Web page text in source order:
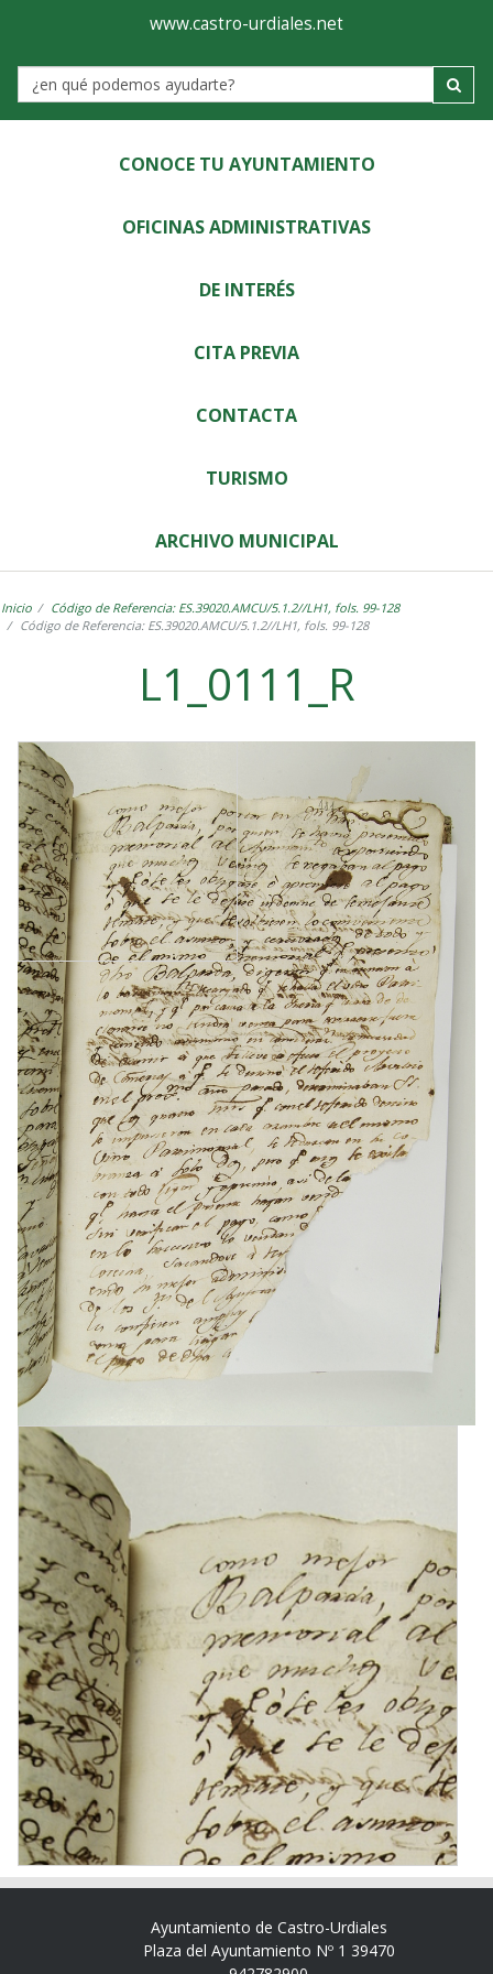
Ayuntamiento
de
Castro-
Urdiales
www.castro-urdiales.net
Label
CONOCE TU AYUNTAMIENTO
OFICINAS ADMINISTRATIVAS
DE INTERÉS
CITA PREVIA
CONTACTA
TURISMO
ARCHIVO MUNICIPAL
Inicio
Código de Referencia: ES.39020.AMCU/5.1.2//LH1, fols. 99-128
Código de Referencia: ES.39020.AMCU/5.1.2//LH1, fols. 99-128
L1_0111_R
Ayuntamiento de Castro-Urdiales
Plaza del Ayuntamiento Nº 1 39470